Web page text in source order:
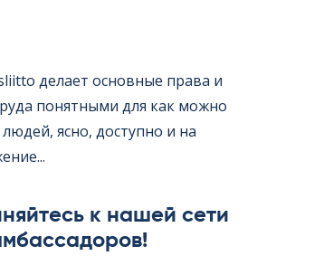
делает основные права и
понятными для как можно
ясно, доступно и на
к нашей сети